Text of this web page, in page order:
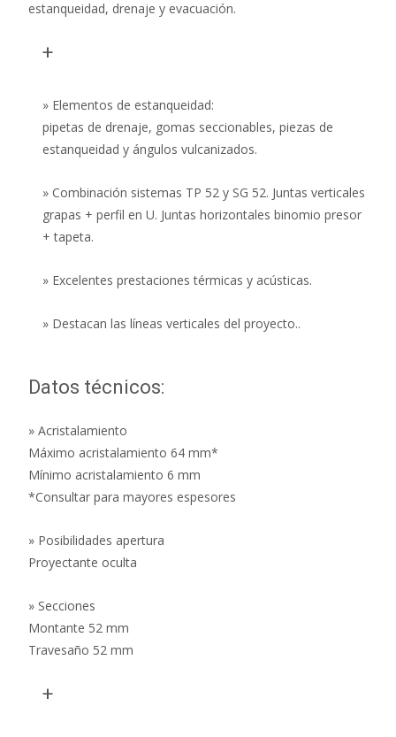
estanqueidad, drenaje y evacuación.
+
» Elementos de estanqueidad:
pipetas de drenaje, gomas seccionables, piezas de
estanqueidad y ángulos vulcanizados.
» Combinación sistemas TP 52 y SG 52. Juntas verticales
grapas + perfil en U. Juntas horizontales binomio presor
+ tapeta.
» Excelentes prestaciones térmicas y acústicas.
» Destacan las líneas verticales del proyecto..
Datos técnicos:
» Acristalamiento
Máximo acristalamiento 64 mm*
Mínimo acristalamiento 6 mm
*Consultar para mayores espesores
» Posibilidades apertura
Proyectante oculta
» Secciones
Montante 52 mm
Travesaño 52 mm
+